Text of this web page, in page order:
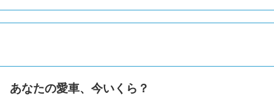
あなたの愛車、今いくら？